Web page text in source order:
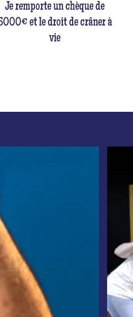
Je remporte un chèque de
et le droit de crâner à
vie